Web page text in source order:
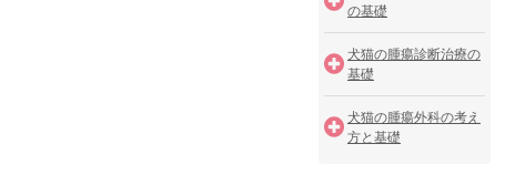
の基礎
犬猫の腫瘍診断治療の
基礎
犬猫の腫瘍外科の考え
方と基礎